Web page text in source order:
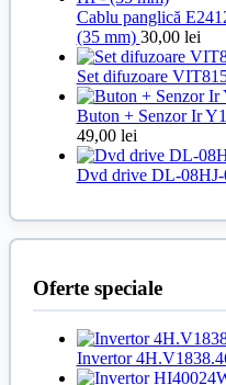
Cablu panglică
(35 mm) 30,00 lei
Set difuzoare
Buton + Senzor Ir
49,00 lei
Dvd drive DL-
Oferte speciale
Invertor